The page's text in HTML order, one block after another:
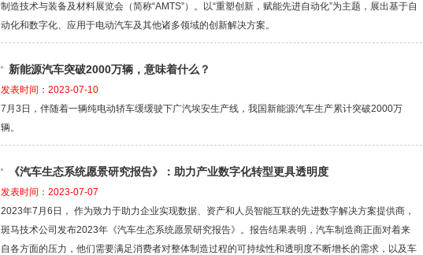
制造技术与装备及材料展览会（简称“AMTS”）。以“重塑创新，赋能先进自动化”为主题，展出基于自
动化和数字化、应用于电动汽车及其他诸多领域的创新解决方案。
新能源汽车突破2000万辆，意味着什么？
发表时间：2023-07-10
7月3日，伴随着一辆纯电动轿车缓缓驶下广汽埃安生产线，我国新能源汽车生产累计突破2000万
辆。
《汽车生态系统愿景研究报告》：助力产业数字化转型更具透明度
发表时间：2023-07-07
2023年7月6日， 作为致力于助力企业实现数据、资产和人员智能互联的先进数字解决方案提供商，
斑马技术公司发布2023年《汽车生态系统愿景研究报告》。报告结果表明，汽车制造商正面对着来
自各方面的压力，他们需要满足消费者对整体制造过程的可持续性和透明度不断增长的需求，以及车